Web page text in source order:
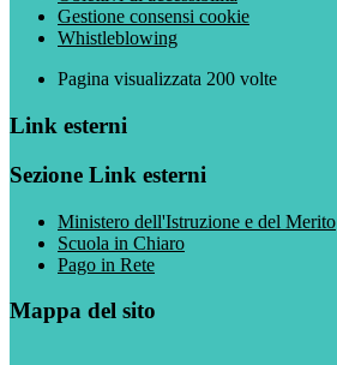
Gestione consensi cookie
Whistleblowing
Pagina visualizzata 200 volte
Link esterni
Sezione Link esterni
Ministero dell'Istruzione e del Merito
Scuola in Chiaro
Pago in Rete
Mappa del sito